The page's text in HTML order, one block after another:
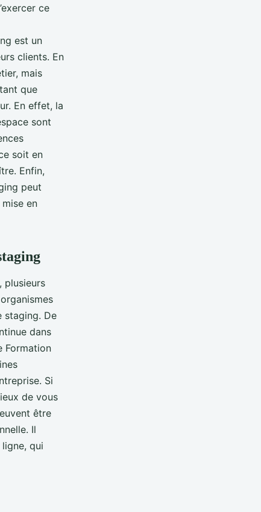
ce
est un
clients. En
mais
que
En effet, la
sont
soit en
Enfin,
peut
en
plusieurs
staging. De
dans
Formation
Si
de vous
être
Il
qui